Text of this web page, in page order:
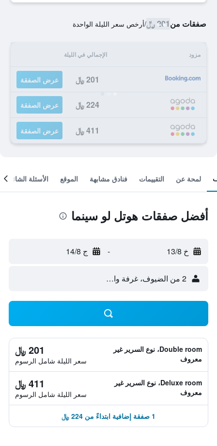
صفقات من201 ﷼ /أرخص سعر الليلة الواحدة
مزود الإجمالي في الليلة
201 ﷼ عرض الصفقة
224 ﷼ عرض الصفقة
411 ﷼ عرض الصفقة
لمحة عن التقييمات فنادق مشابهة الموقع الأسئلة الشائعة
أفضل صفقات هوتل لو سينما
خ 13/8 - ج 14/8
2 من الضيوف، غرفة واحدة
Double room، نوع السرير غير
معروف
201 ﷼
سعر الليلة شامل الرسوم
Deluxe room، نوع السرير غير
معروف
411 ﷼
سعر الليلة شامل الرسوم
1 صفقة إضافية ابتداءً من 224 ﷼